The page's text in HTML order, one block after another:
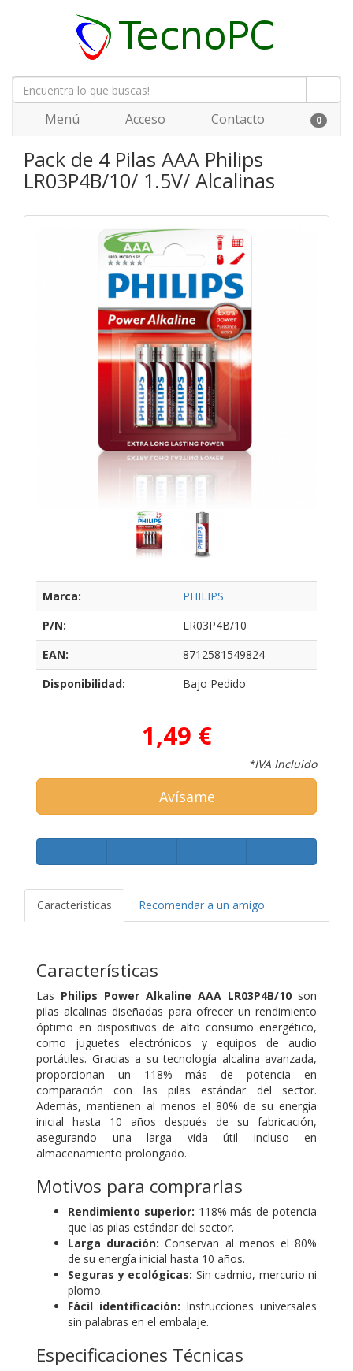
Menú Acceso Contacto 0
Pack de 4 Pilas AAA Philips
LR03P4B/10/ 1.5V/ Alcalinas
Marca:
PHILIPS
P/N:
LR03P4B/10
EAN:
8712581549824
Disponibilidad:
Bajo Pedido
1,49 €
*IVA Incluido
Avísame
Características Recomendar a un amigo
Características
Las Philips Power Alkaline AAA LR03P4B/10 son
pilas alcalinas diseñadas para ofrecer un rendimiento
óptimo en dispositivos de alto consumo energético,
como juguetes electrónicos y equipos de audio
portátiles. Gracias a su tecnología alcalina avanzada,
proporcionan un 118% más de potencia en
comparación con las pilas estándar del sector.
Además, mantienen al menos el 80% de su energía
inicial hasta 10 años después de su fabricación,
asegurando una larga vida útil incluso en
almacenamiento prolongado.
Motivos para comprarlas
Rendimiento superior: 118% más de potencia
que las pilas estándar del sector.
Larga duración: Conservan al menos el 80%
de su energía inicial hasta 10 años.
Seguras y ecológicas: Sin cadmio, mercurio ni
plomo.
Fácil identificación: Instrucciones universales
sin palabras en el embalaje.
Especificaciones Técnicas